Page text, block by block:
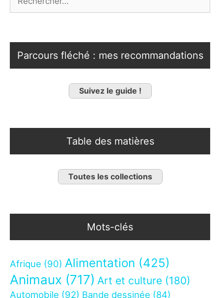
Parcours fléché : mes recommandations
Suivez le guide !
Table des matières
Toutes les collections
Mots-clés
Afrique (90) Alimentation (425)
Animaux (717) Art et culture (180)
Automobile (92) Bande dessinée (84)